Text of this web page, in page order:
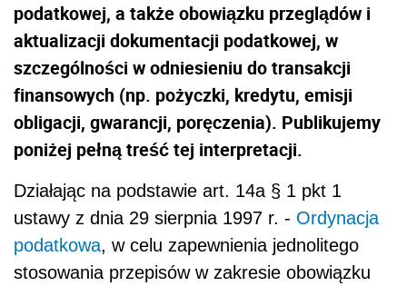
podatkowej, a także obowiązku przeglądów i
aktualizacji dokumentacji podatkowej, w
szczególności w odniesieniu do transakcji
finansowych (np. pożyczki, kredytu, emisji
obligacji, gwarancji, poręczenia). Publikujemy
poniżej pełną treść tej interpretacji.
Działając na podstawie art. 14a § 1 pkt 1
ustawy z dnia 29 sierpnia 1997 r. - Ordynacja
podatkowa, w celu zapewnienia jednolitego
stosowania przepisów w zakresie obowiązku